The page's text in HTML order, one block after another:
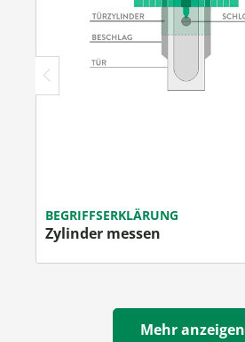
BEGRIFFSERKLÄRUNG
Zylinder messen
Mehr anzeigen